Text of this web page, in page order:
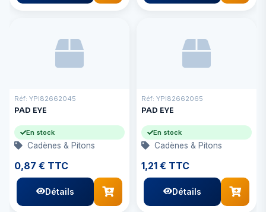
Réf: YPI82662045
PAD EYE
En stock
Cadènes & Pitons
0,87 € TTC
Détails
Réf: YPI82662065
PAD EYE
En stock
Cadènes & Pitons
1,21 € TTC
Détails